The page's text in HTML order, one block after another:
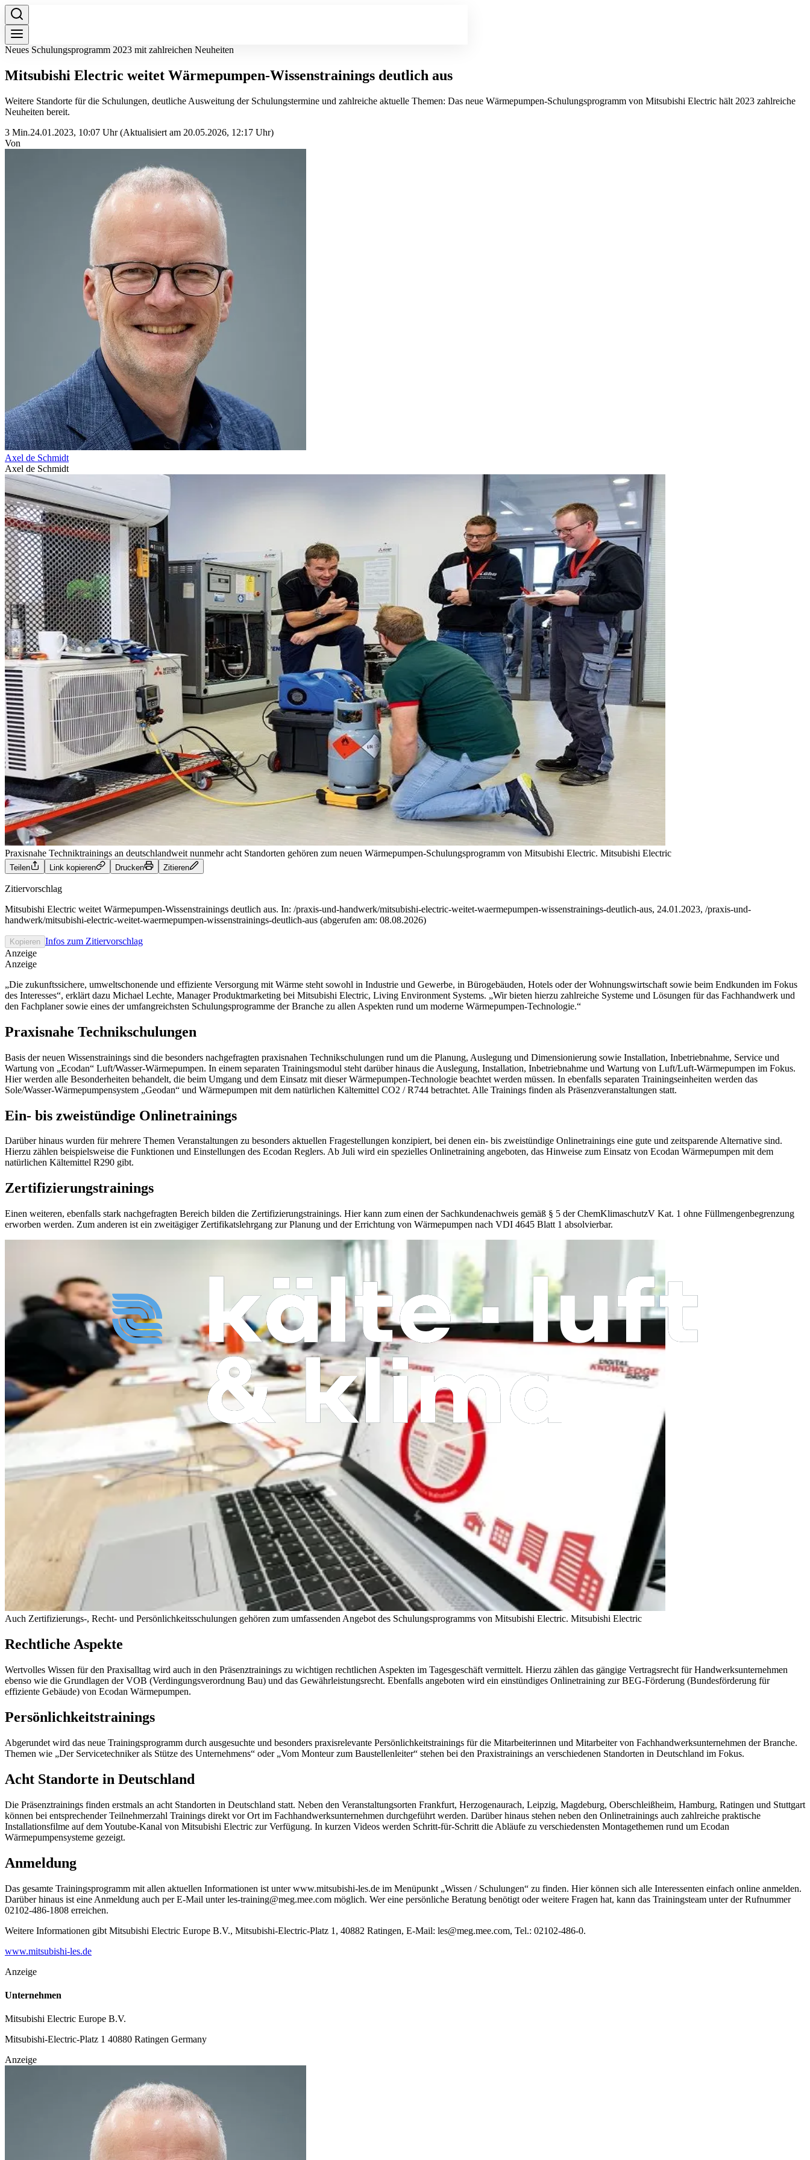
Neues Schulungsprogramm 2023 mit zahlreichen Neuheiten
Mitsubishi Electric weitet Wärmepumpen-Wissenstrainings deutlich aus
Weitere Standorte für die Schulungen, deutliche Ausweitung der Schulungstermine und zahlreiche aktuelle Themen: Das neue Wärmepumpen-Schulungsprogramm von Mitsubishi Electric hält 2023 zahlreiche
Neuheiten bereit.
3 Min.24.01.2023, 10:07 Uhr(Aktualisiert am 20.05.2026, 12:17 Uhr)
Von
Axel de Schmidt
Axel de Schmidt
Praxisnahe Techniktrainings an deutschlandweit nunmehr acht Standorten gehören zum neuen Wärmepumpen-Schulungsprogramm von Mitsubishi Electric. Mitsubishi Electric
Teilen Link kopieren Drucken Zitieren
Zitiervorschlag
Mitsubishi Electric weitet Wärmepumpen-Wissenstrainings deutlich aus. In: /praxis-und-handwerk/mitsubishi-electric-weitet-waermepumpen-wissenstrainings-deutlich-aus, 24.01.2023, /praxis-und-
handwerk/mitsubishi-electric-weitet-waermepumpen-wissenstrainings-deutlich-aus (abgerufen am: 08.08.2026)
Kopieren Infos zum Zitiervorschlag
Anzeige
Anzeige
„Die zukunftssichere, umweltschonende und effiziente Versorgung mit Wärme steht sowohl in Industrie und Gewerbe, in Bürogebäuden, Hotels oder der Wohnungswirtschaft sowie beim Endkunden im Fokus
des Interesses“, erklärt dazu Michael Lechte, Manager Produktmarketing bei Mitsubishi Electric, Living Environment Systems. „Wir bieten hierzu zahlreiche Systeme und Lösungen für das Fachhandwerk und
den Fachplaner sowie eines der umfangreichsten Schulungsprogramme der Branche zu allen Aspekten rund um moderne Wärmepumpen-Technologie.“
Praxisnahe Technikschulungen
Basis der neuen Wissenstrainings sind die besonders nachgefragten praxisnahen Technikschulungen rund um die Planung, Auslegung und Dimensionierung sowie Installation, Inbetriebnahme, Service und
Wartung von „Ecodan“ Luft/Wasser-Wärmepumpen. In einem separaten Trainingsmodul steht darüber hinaus die Auslegung, Installation, Inbetriebnahme und Wartung von Luft/Luft-Wärmepumpen im Fokus.
Hier werden alle Besonderheiten behandelt, die beim Umgang und dem Einsatz mit dieser Wärmepumpen-Technologie beachtet werden müssen. In ebenfalls separaten Trainingseinheiten werden das
Sole/Wasser-Wärmepumpensystem „Geodan“ und Wärmepumpen mit dem natürlichen Kältemittel CO2 / R744 betrachtet. Alle Trainings finden als Präsenzveranstaltungen statt.
Ein- bis zweistündige Onlinetrainings
Darüber hinaus wurden für mehrere Themen Veranstaltungen zu besonders aktuellen Fragestellungen konzipiert, bei denen ein- bis zweistündige Onlinetrainings eine gute und zeitsparende Alternative sind.
Hierzu zählen beispielsweise die Funktionen und Einstellungen des Ecodan Reglers. Ab Juli wird ein spezielles Onlinetraining angeboten, das Hinweise zum Einsatz von Ecodan Wärmepumpen mit dem
natürlichen Kältemittel R290 gibt.
Zertifizierungstrainings
Einen weiteren, ebenfalls stark nachgefragten Bereich bilden die Zertifizierungstrainings. Hier kann zum einen der Sachkundenachweis gemäß § 5 der ChemKlimaschutzV Kat. 1 ohne Füllmengenbegrenzung
erworben werden. Zum anderen ist ein zweitägiger Zertifikatslehrgang zur Planung und der Errichtung von Wärmepumpen nach VDI 4645 Blatt 1 absolvierbar.
Auch Zertifizierungs-, Recht- und Persönlichkeitsschulungen gehören zum umfassenden Angebot des Schulungsprogramms von Mitsubishi Electric. Mitsubishi Electric
Rechtliche Aspekte
Wertvolles Wissen für den Praxisalltag wird auch in den Präsenztrainings zu wichtigen rechtlichen Aspekten im Tagesgeschäft vermittelt. Hierzu zählen das gängige Vertragsrecht für Handwerksunternehmen
ebenso wie die Grundlagen der VOB (Verdingungsverordnung Bau) und das Gewährleistungsrecht. Ebenfalls angeboten wird ein einstündiges Onlinetraining zur BEG-Förderung (Bundesförderung für
effiziente Gebäude) von Ecodan Wärmepumpen.
Persönlichkeitstrainings
Abgerundet wird das neue Trainingsprogramm durch ausgesuchte und besonders praxisrelevante Persönlichkeitstrainings für die Mitarbeiterinnen und Mitarbeiter von Fachhandwerksunternehmen der Branche.
Themen wie „Der Servicetechniker als Stütze des Unternehmens“ oder „Vom Monteur zum Baustellenleiter“ stehen bei den Praxistrainings an verschiedenen Standorten in Deutschland im Fokus.
Acht Standorte in Deutschland
Die Präsenztrainings finden erstmals an acht Standorten in Deutschland statt. Neben den Veranstaltungsorten Frankfurt, Herzogenaurach, Leipzig, Magdeburg, Oberschleißheim, Hamburg, Ratingen und Stuttgart
können bei entsprechender Teilnehmerzahl Trainings direkt vor Ort im Fachhandwerksunternehmen durchgeführt werden. Darüber hinaus stehen neben den Onlinetrainings auch zahlreiche praktische
Installationsfilme auf dem Youtube-Kanal von Mitsubishi Electric zur Verfügung. In kurzen Videos werden Schritt-für-Schritt die Abläufe zu verschiedensten Montagethemen rund um Ecodan
Wärmepumpensysteme gezeigt.
Anmeldung
Das gesamte Trainingsprogramm mit allen aktuellen Informationen ist unter www.mitsubishi-les.de im Menüpunkt „Wissen / Schulungen“ zu finden. Hier können sich alle Interessenten einfach online anmelden.
Darüber hinaus ist eine Anmeldung auch per E-Mail unterles-training@meg.mee.com möglich. Wer eine persönliche Beratung benötigt oder weitere Fragen hat, kann das Trainingsteam unter der Rufnummer
02102-486-1808 erreichen.
Weitere Informationen gibt Mitsubishi Electric Europe B.V., Mitsubishi-Electric-Platz 1, 40882 Ratingen, E-Mail: les@meg.mee.com, Tel.: 02102-486-0.
www.mitsubishi-les.de
Anzeige
Unternehmen
Mitsubishi Electric Europe B.V.
Mitsubishi-Electric-Platz 1 40880 Ratingen Germany
Anzeige